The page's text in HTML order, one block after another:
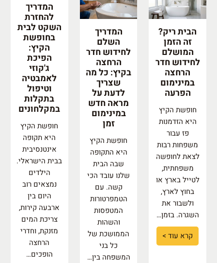
הבית ריק?
זה הזמן
המושלם
לחידוש חדר
הרחצה
במינימום
הפרעה
חופשת הקיץ
היא הזדמנות
פז עבור
משפחות רבות
לצאת לחופשה
משפחתית,
לטייל בארץ או
בחוץ לארץ,
ולשבור את
השגרה. בזמן…
קרא עוד >
המדריך
השלם
לחידוש חדר
הרחצה
בקיץ: כל מה
שצריך
לדעת על
מראה חדש
במינימום
זמן
חופשת הקיץ
היא התקופה
שבה הבית
שלנו עובד הכי
קשה. עם
הטמפרטורות
המטפסות
והשהות
הממושכת של
כל בני
המשפחה בין…
המדריך
להחזרת
השקט לבית
בחופשת
הקיץ:
הפיכת
ג'קוזי
לאמבטיה
וטיפול
בתקלות
במקלחונים
חופשת הקיץ
היא תקופה
אינטנסיבית
בבית הישראלי.
הילדים
נמצאים רוב
היום בין
ארבעה קירות,
צריכת המים
מזנקת, וחדרי
הרחצה
הופכים…